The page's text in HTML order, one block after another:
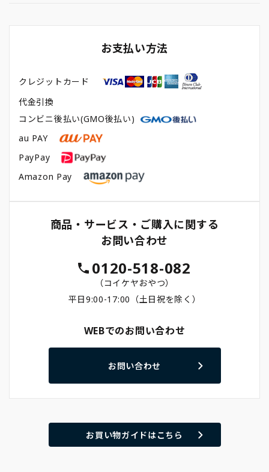
お支払い方法
クレジットカード
代金引換
コンビニ後払い(GMO後払い)
au PAY
PayPay
Amazon Pay
商品・サービス・ご購入に関する
お問い合わせ
0120-518-082
（コイケヤおやつ）
平日9:00-17:00（土日祝を除く）
WEBでのお問い合わせ
お問い合わせ
お買い物ガイドはこちら